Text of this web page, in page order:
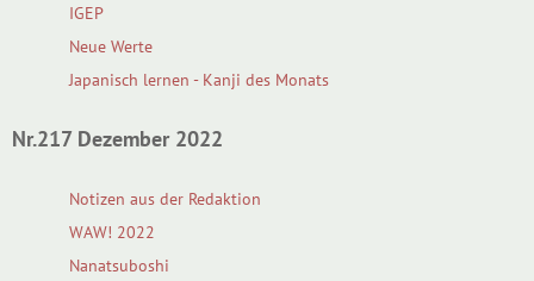
IGEP
Neue Werte
Japanisch lernen - Kanji des Monats
Nr.217 Dezember 2022
Notizen aus der Redaktion
WAW! 2022
Nanatsuboshi